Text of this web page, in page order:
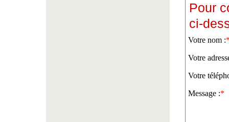
Pour
ci-
Votre nom :
Votre
Votre
Message :*